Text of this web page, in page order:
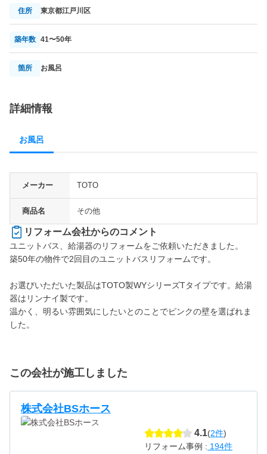
住所 東京都江戸川区
築年数 41〜50年
箇所 お風呂
詳細情報
お風呂
メーカー TOTO
商品名 その他
リフォーム会社からのコメント
ユニットバス、給湯器のリフォームをご依頼いただきました。
築50年の物件で2回目のユニットバスリフォームです。
お選びいただいた製品はTOTO製WYシリーズTタイプです。給湯
器はリンナイ製です。
温かく、明るい雰囲気にしたいとのことでピンクの壁を選ばれま
した。
この会社が施工しました
株式会社BSホース
4.1(2件)
リフォーム事例 : 194件